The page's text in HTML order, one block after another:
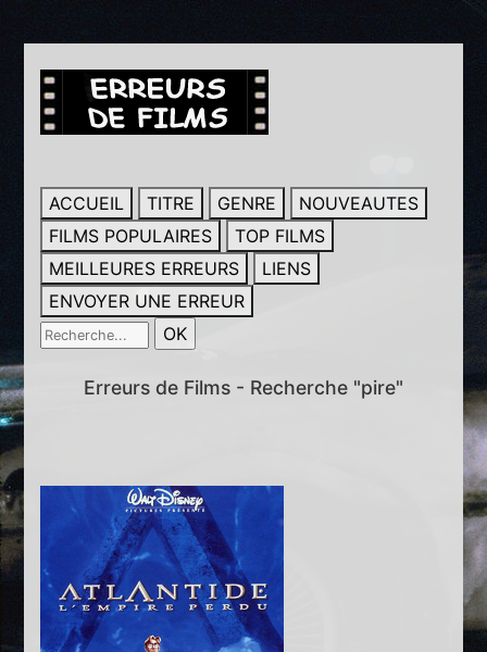
ACCUEIL TITRE GENRE
NOUVEAUTES
FILMS POPULAIRES
TOP FILMS
MEILLEURES ERREURS
LIENS
ENVOYER UNE ERREUR
Erreurs de Films - Recherche "pire"